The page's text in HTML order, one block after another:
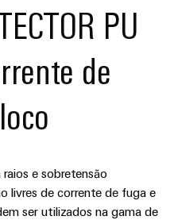
PU
de
e sobretensão
livres de corrente de fuga e
ser utilizados na gama de